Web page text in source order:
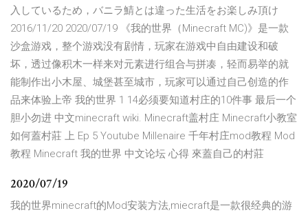
入しているため，バニラ鯖とは違った生活をお楽しみ頂け
2016/11/20 2020/07/19 《我的世界（Minecraft MC)》是一款
沙盒游戏，整个游戏没有剧情，玩家在游戏中自由建设和破
坏，透过像积木一样来对元素进行组合与拼凑，轻而易举的就
能制作出小木屋、城堡甚至城市，玩家可以通过自己创造的作
品来体验上帝 我的世界 1 14必须要知道村庄的10件事 最后一个
胆小勿进 中文minecraft wiki. Minecraft盖村庄 Minecraft小教室
如何蓋村莊 上 Ep 5 Youtube Millenaire 千年村庄mod教程 Mod
教程 Minecraft 我的世界 中文论坛 心得 來蓋自己的村莊
2020/07/19
我的世界minecraft的Mod安装方法,miecraft是一款很经典的游